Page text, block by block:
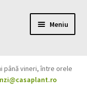
Meniu
până vineri, între orele